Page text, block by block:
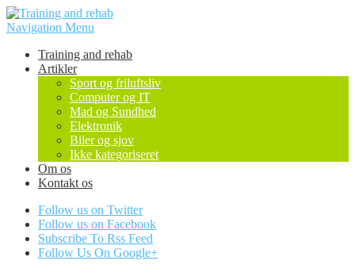
Navigation Menu
Training and rehab
Artikler
Sport og friluftsliv
Computer og IT
Mad og Sundhed
Elektronik
Biler og sjov
Ikke kategoriseret
Om os
Kontakt os
Follow us on Twitter
Follow us on Facebook
Subscribe To Rss Feed
Follow Us On Google+